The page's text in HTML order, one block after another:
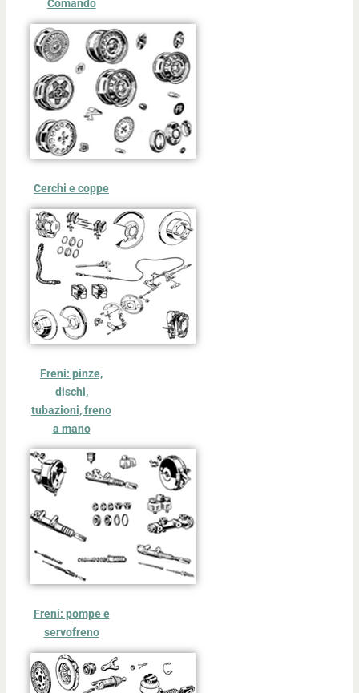
Comando
Cerchi e coppe
Freni: pinze,
dischi,
tubazioni, freno
a mano
Freni: pompe e
servofreno